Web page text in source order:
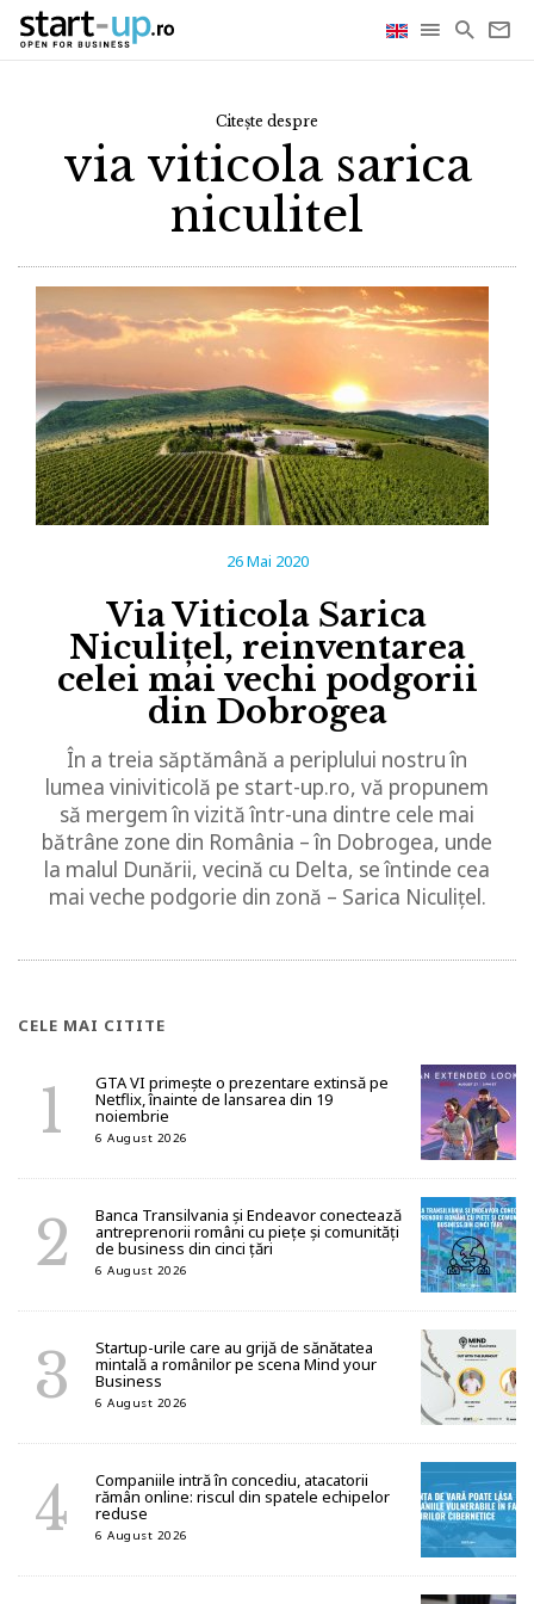
Citește despre
via viticola sarica
niculitel
26 Mai 2020
Via Viticola Sarica
Niculițel, reinventarea
celei mai vechi podgorii
din Dobrogea
În a treia săptămână a periplului nostru în
lumea viniviticolă pe start-up.ro, vă propunem
să mergem în vizită într-una dintre cele mai
bătrâne zone din România – în Dobrogea, unde
la malul Dunării, vecină cu Delta, se întinde cea
mai veche podgorie din zonă – Sarica Niculițel.
CELE MAI CITITE
GTA VI primește o prezentare extinsă pe
Netflix, înainte de lansarea din 19
noiembrie
6 August 2026
Banca Transilvania și Endeavor conectează
antreprenorii români cu piețe și comunități
de business din cinci țări
6 August 2026
Startup-urile care au grijă de sănătatea
mintală a românilor pe scena Mind your
Business
6 August 2026
Companiile intră în concediu, atacatorii
rămân online: riscul din spatele echipelor
reduse
6 August 2026